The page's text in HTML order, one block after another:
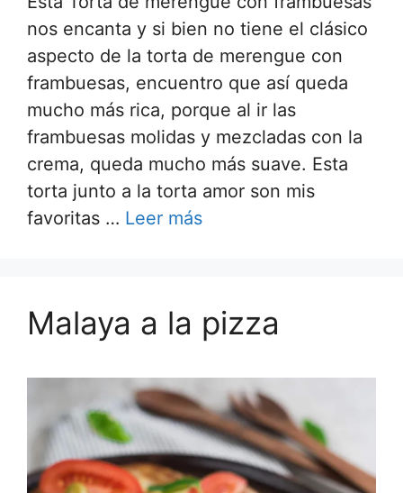
nos encanta y si bien no tiene el clásico
aspecto de la torta de merengue con
frambuesas, encuentro que así queda
mucho más rica, porque al ir las
frambuesas molidas y mezcladas con la
crema, queda mucho más suave. Esta
torta junto a la torta amor son mis
favoritas … Leer más
Malaya a la pizza